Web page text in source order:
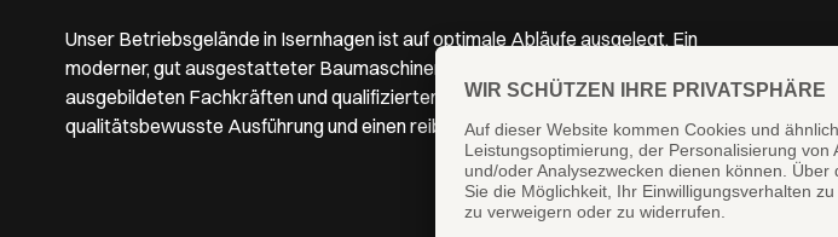
Unser Betriebsgelände in Isernhagen ist auf optimale Abläufe ausgelegt. Ein
moderner, gut ausgestatteter Baumaschinen- und Fuhrpark und ein Team aus
ausgebildeten Fachkräften und qualifizierten Ingenieuren garantieren eine
qualitätsbewusste Ausführung und einen reibungslosen, unkomplizierten Bauablauf.